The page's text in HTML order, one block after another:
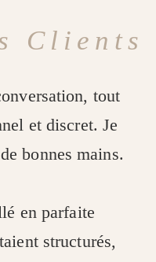
Clients
tout
et discret. Je
bonnes mains.
en parfaite
structurés,